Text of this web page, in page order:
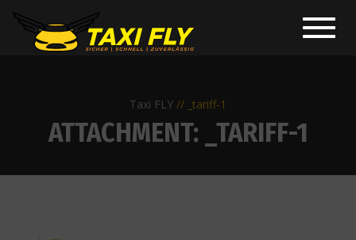
Taxi FLY _tariff-1
ATTACHMENT: _TARIFF-1